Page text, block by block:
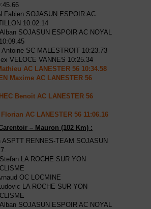
Fabien SOJASUN ESPOIR AC
10:02.14
SOJASUN ESPOIR AC NOYAL
Antoine SC MALESTROIT 10:23.73
VELOCE VANNES 10:25.34
AC LANESTER 56 10:34.58
Maxime AC LANESTER 56
Benoit AC LANESTER 56
AC LANESTER 56 11:06.16
– Mauron (102 Km) :
ASPTT RENNES-TEAM SOJASUN
LA ROCHE SUR YON
OC LOCMINE
LA ROCHE SUR YON
SOJASUN ESPOIR AC NOYAL